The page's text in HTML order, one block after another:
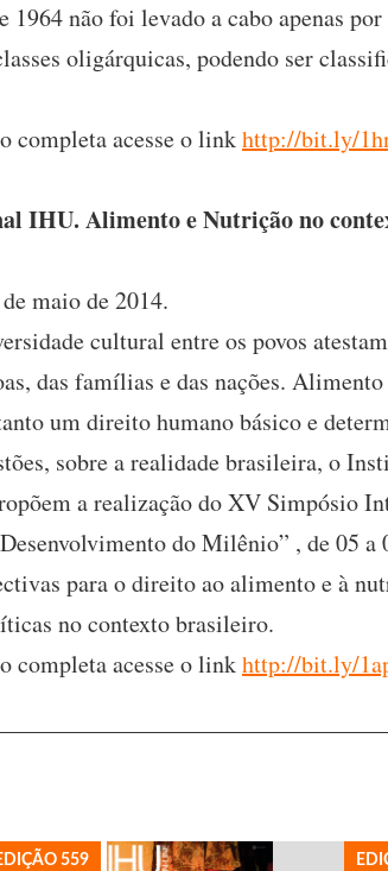
não foi levado a cabo apenas
oligárquicas, podendo ser
completa acesse o linkhttp://bit.ly/
IHU. Alimento e Nutrição no
maio de 2014.
cultural entre os povos
das famílias e das nações.
um direito humano básico e
sobre a realidade brasileira, o
a realização do XV Simpósio
do Milênio” , de 05
para o direito ao alimento e à
no contexto brasileiro.
completa acesse o linkhttp://bit.ly/
559